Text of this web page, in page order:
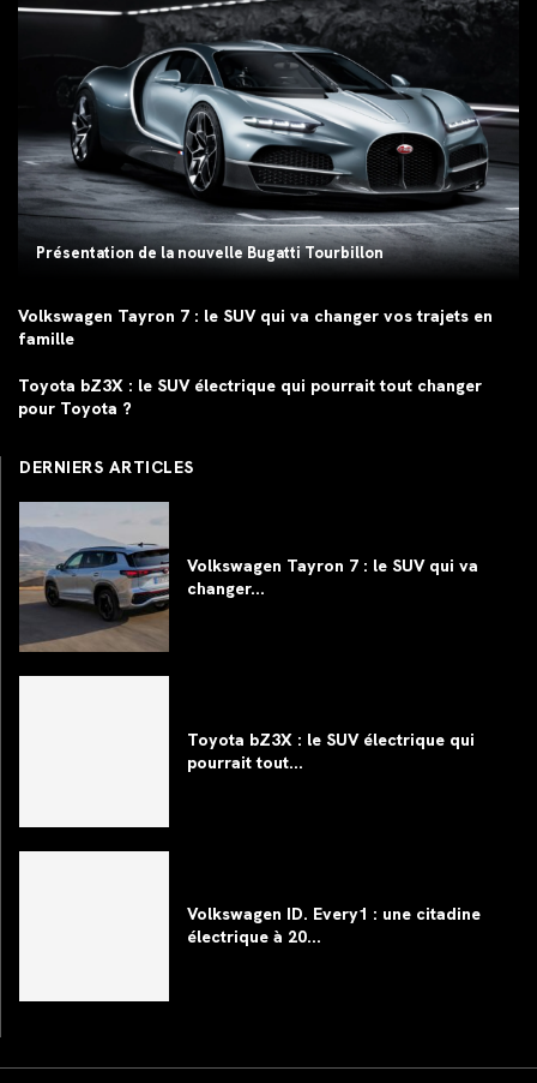
Présentation de la nouvelle Bugatti Tourbillon
Volkswagen Tayron 7 : le SUV qui va changer vos trajets en
famille
Toyota bZ3X : le SUV électrique qui pourrait tout changer
pour Toyota ?
DERNIERS ARTICLES
Volkswagen Tayron 7 : le SUV qui va
changer...
Toyota bZ3X : le SUV électrique qui
pourrait tout...
Volkswagen ID. Every1 : une citadine
électrique à 20...